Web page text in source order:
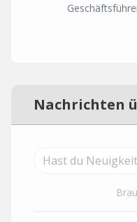
Nachrichten